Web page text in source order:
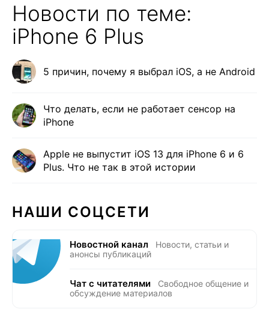
Новости по теме:
iPhone 6 Plus
5 причин, почему я выбрал iOS, а не Android
Что делать, если не работает сенсор на
iPhone
Apple не выпустит iOS 13 для iPhone 6 и 6
Plus. Что не так в этой истории
НАШИ СОЦСЕТИ
Новостной канал
Новости, статьи и
анонсы публикаций
Чат с читателями
Свободное общение и
обсуждение материалов